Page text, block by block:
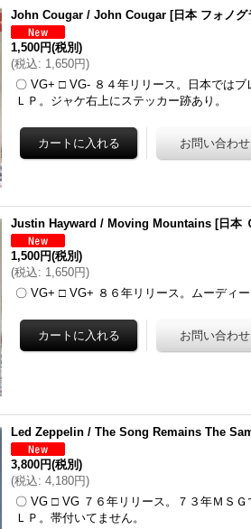
John Cougar / John Cougar [日本 フォノ
1,500円(税別)
(税込: 1,650円)
〇 VG+ □ VG- ８４年リリース。日本では
ＬＰ。ジャケ右上にステッカー跡あり。
Justin Hayward / Moving Mountains [日本
1,500円(税別)
(税込: 1,650円)
〇 VG+ □ VG+ ８６年リリース。ムーディ
Led Zeppelin / The Song Remains The
3,800円(税別)
(税込: 4,180円)
〇 VG □ VG ７６年リリース。７３年ＭＳ
ＬＰ。帯付いてません。